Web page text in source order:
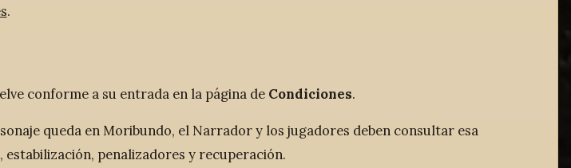
.
conforme a su entrada en la página de Condiciones.
queda en Moribundo, el Narrador y los jugadores deben consultar esa
penalizadores y recuperación.